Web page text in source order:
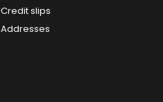
Credit slips
Addresses